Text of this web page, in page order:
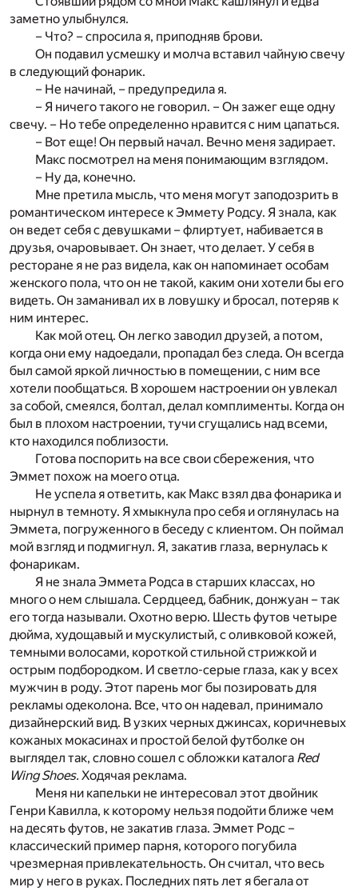
заметно улыбнулся.
– Что? – спросила я, приподняв брови.
Он подавил усмешку и молча вставил чайную свечу
в следующий фонарик.
– Не начинай, – предупредила я.
– Я ничего такого не говорил. – Он зажег еще одну
свечу. – Но тебе определенно нравится с ним цапаться.
– Вот еще! Он первый начал. Вечно меня задирает.
Макс посмотрел на меня понимающим взглядом.
– Ну да, конечно.
Мне претила мысль, что меня могут заподозрить в
романтическом интересе к Эммету Родсу. Я знала, как
он ведет себя с девушками – флиртует, набивается в
друзья, очаровывает. Он знает, что делает. У себя в
ресторане я не раз видела, как он напоминает особам
женского пола, что он не такой, каким они хотели бы его
видеть. Он заманивал их в ловушку и бросал, потеряв к
ним интерес.
Как мой отец. Он легко заводил друзей, а потом,
когда они ему надоедали, пропадал без следа. Он всегда
был самой яркой личностью в помещении, с ним все
хотели пообщаться. В хорошем настроении он увлекал
за собой, смеялся, болтал, делал комплименты. Когда он
был в плохом настроении, тучи сгущались над всеми,
кто находился поблизости.
Готова поспорить на все свои сбережения, что
Эммет похож на моего отца.
Не успела я ответить, как Макс взял два фонарика и
нырнул в темноту. Я хмыкнула про себя и оглянулась на
Эммета, погруженного в беседу с клиентом. Он поймал
мой взгляд и подмигнул. Я, закатив глаза, вернулась к
фонарикам.
Я не знала Эммета Родса в старших классах, но
много о нем слышала. Сердцеед, бабник, донжуан – так
его тогда называли. Охотно верю. Шесть футов четыре
дюйма, худощавый и мускулистый, с оливковой кожей,
темными волосами, короткой стильной стрижкой и
острым подбородком. И светло-серые глаза, как у всех
мужчин в роду. Этот парень мог бы позировать для
рекламы одеколона. Все, что он надевал, принимало
дизайнерский вид. В узких черных джинсах, коричневых
кожаных мокасинах и простой белой футболке он
выглядел так, словно сошел с обложки каталога Red
Wing Shoes. Ходячая реклама.
Меня ни капельки не интересовал этот двойник
Генри Кавилла, к которому нельзя подойти ближе чем
на десять футов, не закатив глаза. Эммет Родс –
классический пример парня, которого погубила
чрезмерная привлекательность. Он считал, что весь
мир у него в руках. Последних пять лет я бегала от